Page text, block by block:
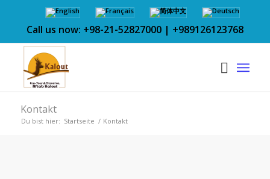
Call us now: +98-21-52827000 | +989126123768
Kontakt
Du bist hier: Startseite / Kontakt